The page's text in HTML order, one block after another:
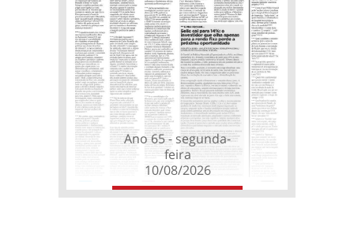
Ano 65 - segunda-
feira
10/08/2026